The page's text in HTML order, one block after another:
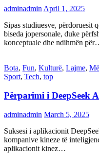
adminadmin April 1, 2025
Sipas studiuesve, përdoruesit
biseda jopersonale, duke
konceptuale dhe ndihmën
Bota, Fun, Kulturë, Lajme,
Sport, Tech, top
Përparimi i DeepSeek
adminadmin March 5, 2025
Suksesi i aplikacionit
kompanive kineze të
aplikacionit kinez…